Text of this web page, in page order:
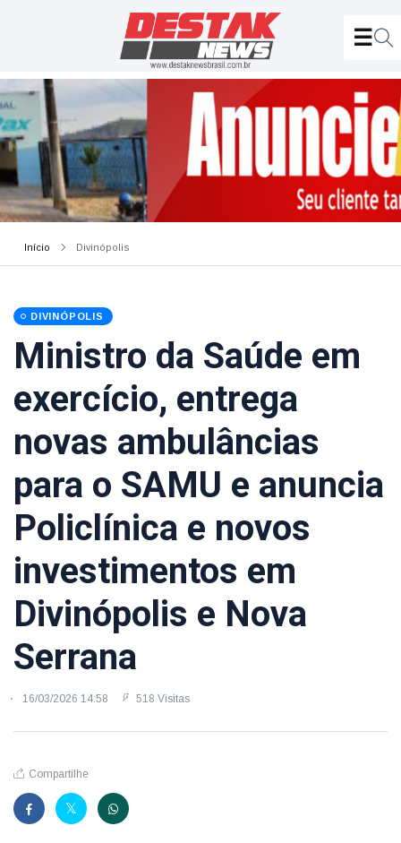
Início Divinópolis
DIVINÓPOLIS
Ministro da Saúde em
exercício, entrega
novas ambulâncias
para o SAMU e anuncia
Policlínica e novos
investimentos em
Divinópolis e Nova
Serrana
16/03/2026 14:58 518 Visitas
Compartilhe